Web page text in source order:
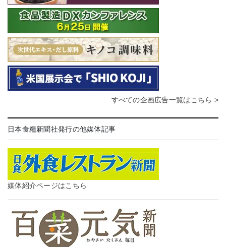
すべての企画広告一覧はこちら >
日本食糧新聞社発行の他媒体記事
媒体紹介ページはこちら